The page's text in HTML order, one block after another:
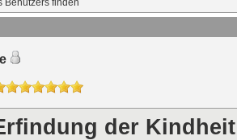
der Kindheit